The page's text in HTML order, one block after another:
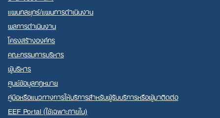
แผนกลยุทธ์/แผนการดำเนินงาน
ผลการดำเนินงาน
โครงสร้างองค์กร
คณะกรรมการบริหาร
ผู้บริหาร
ศูนย์ข้อมูลกฎหมาย
คู่มือหรือแนวทางการให้บริการสำหรับผู้รับบริการหรือผู้มาติดต่อ
EEF Portal (ใช้เฉพาะภายใน)